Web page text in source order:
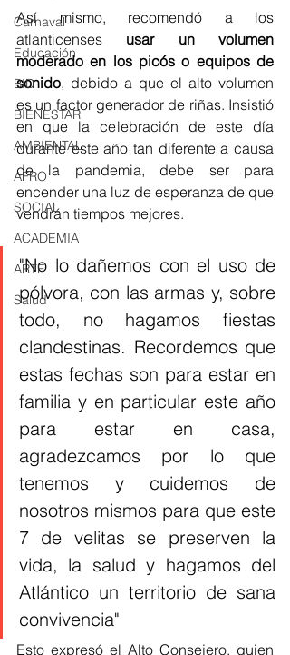
Carnaval
Educación
BID
BIENESTAR
AMBIENTAL
AFRO
SOCIAL
ACADEMIA
ARTE
Salud
Así mismo, recomendó a los
atlanticenses usar un volumen
moderado en los picós o equipos de
sonido, debido a que el alto volumen
es un factor generador de riñas. Insistió
en que la celebración de este día
durante este año tan diferente a causa
de la pandemia, debe ser para
encender una luz de esperanza de que
vendrán tiempos mejores.
"No lo dañemos con el uso de
pólvora, con las armas y, sobre
todo, no hagamos fiestas
clandestinas. Recordemos que
estas fechas son para estar en
familia y en particular este año
para estar en casa,
agradezcamos por lo que
tenemos y cuidemos de
nosotros mismos para que este
7 de velitas se preserven la
vida, la salud y hagamos del
Atlántico un territorio de sana
convivencia"
Esto expresó el Alto Consejero, quien